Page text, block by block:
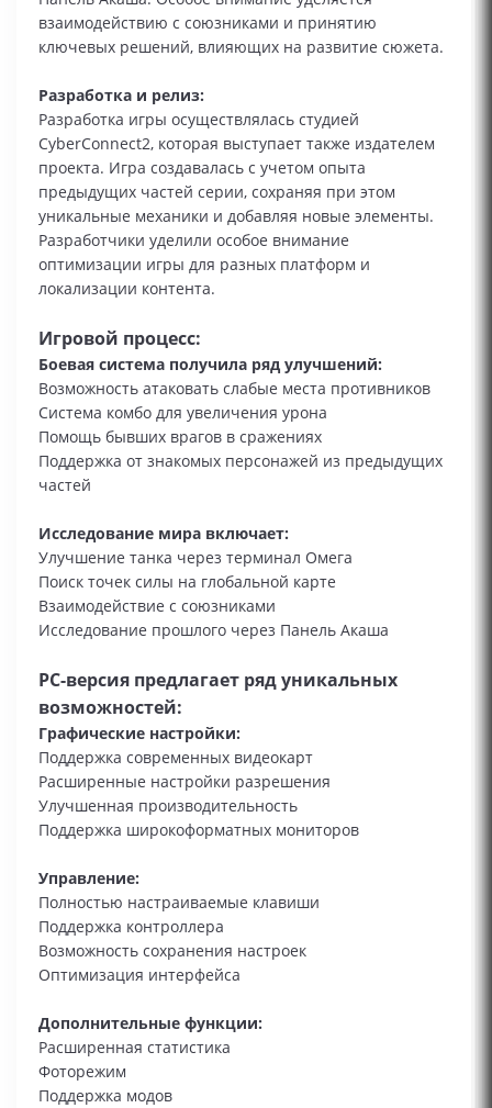
взаимодействию с союзниками и принятию
ключевых решений, влияющих на развитие сюжета.
Разработка и релиз:
Разработка игры осуществлялась студией
CyberConnect2, которая выступает также издателем
проекта. Игра создавалась с учетом опыта
предыдущих частей серии, сохраняя при этом
уникальные механики и добавляя новые элементы.
Разработчики уделили особое внимание
оптимизации игры для разных платформ и
локализации контента.
Игровой процесс:
Боевая система получила ряд улучшений:
Возможность атаковать слабые места противников
Система комбо для увеличения урона
Помощь бывших врагов в сражениях
Поддержка от знакомых персонажей из предыдущих
частей
Исследование мира включает:
Улучшение танка через терминал Омега
Поиск точек силы на глобальной карте
Взаимодействие с союзниками
Исследование прошлого через Панель Акаша
PC-версия предлагает ряд уникальных
возможностей:
Графические настройки:
Поддержка современных видеокарт
Расширенные настройки разрешения
Улучшенная производительность
Поддержка широкоформатных мониторов
Управление:
Полностью настраиваемые клавиши
Поддержка контроллера
Возможность сохранения настроек
Оптимизация интерфейса
Дополнительные функции:
Расширенная статистика
Фоторежим
Поддержка модов